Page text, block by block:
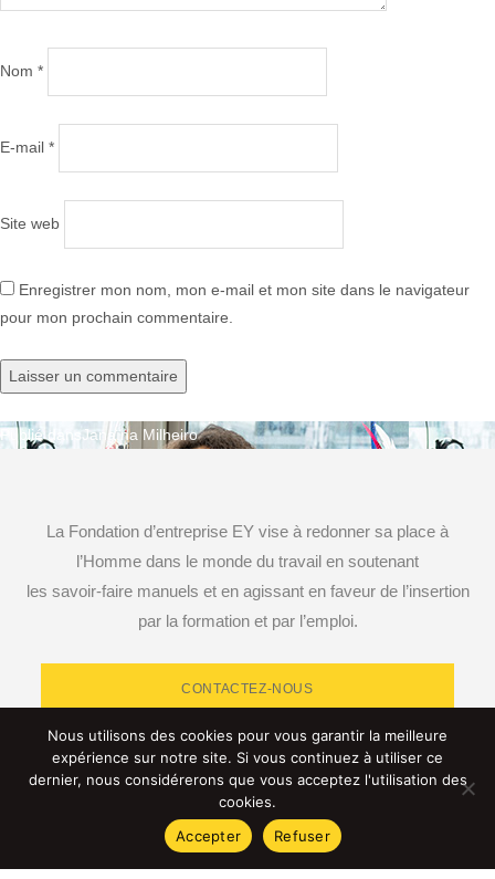
Nom *
E-mail *
Site web
Enregistrer mon nom, mon e-mail et mon site dans le navigateur
pour mon prochain commentaire.
Navigation
l’article
Publié dansJanaïna Milheiro
La Fondation d’entreprise EY vise à redonner sa place à
l’Homme dans le monde du travail en soutenant
les savoir-faire manuels et en agissant en faveur de l’insertion
par la formation et par l’emploi.
CONTACTEZ-NOUS
RETROUVEZ-NOUS SUR LES RÉSEAUX SOCIAUX
Nous utilisons des cookies pour vous garantir la meilleure
expérience sur notre site. Si vous continuez à utiliser ce
dernier, nous considérerons que vous acceptez l'utilisation des
cookies.
Accepter
Refuser